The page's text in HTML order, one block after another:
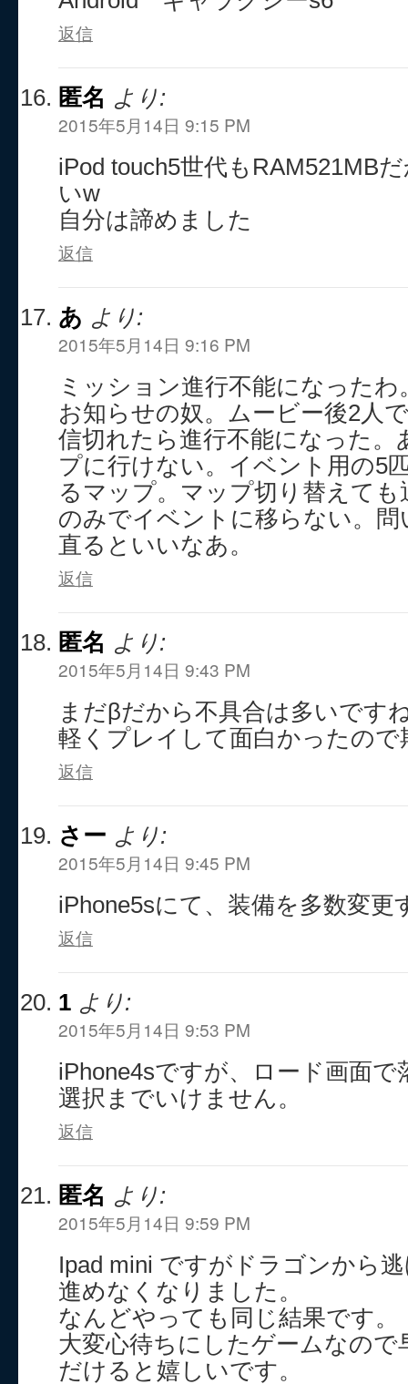
返信
匿名 より:
2015年5月14日 9:15 PM
iPod touch5世代もRAM521MB
いw
自分は諦めました
返信
あ より:
2015年5月14日 9:16 PM
ミッション進行不能になったわ
お知らせの奴。ムービー後2人
信切れたら進行不能になった
プに行けない。イベント用の5
るマップ。マップ切り替えて
のみでイベントに移らない。
直るといいなあ。
返信
匿名 より:
2015年5月14日 9:43 PM
まだβだから不具合は多いです
軽くプレイして面白かったので
返信
さー より:
2015年5月14日 9:45 PM
iPhone5sにて、装備を多数変更
返信
1 より:
2015年5月14日 9:53 PM
iPhone4sですが、ロード画面
選択までいけません。
返信
匿名 より:
2015年5月14日 9:59 PM
Ipad mini ですがドラゴンから
進めなくなりました。
なんどやっても同じ結果です。
大変心待ちにしたゲームなの
だけると嬉しいです。